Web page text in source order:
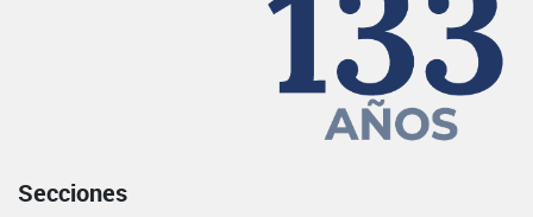
Secciones